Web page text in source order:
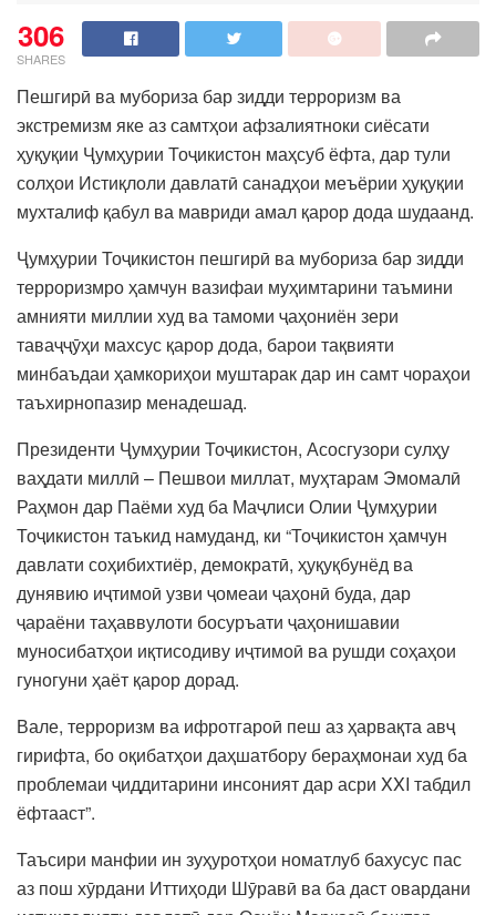
306
SHARES
Пешгирӣ ва мубориза бар зидди терроризм ва
экстремизм яке аз самтҳои афзалиятноки сиёсати
ҳуқуқии Ҷумҳурии Тоҷикистон маҳсуб ёфта, дар тули
солҳои Истиқлоли давлатӣ санадҳои меъёрии ҳуқуқии
мухталиф қабул ва мавриди амал қарор дода шудаанд.
Ҷумҳурии Тоҷикистон пешгирӣ ва мубориза бар зидди
терроризмро ҳамчун вазифаи муҳимтарини таъмини
амнияти миллии худ ва тамоми ҷаҳониён зери
таваҷҷӯҳи махсус қарор дода, барои тақвияти
минбаъдаи ҳамкориҳои муштарак дар ин самт чораҳои
таъхирнопазир менадешад.
Президенти Ҷумҳурии Тоҷикистон, Асосгузори сулҳу
ваҳдати миллӣ – Пешвои миллат, муҳтарам Эмомалӣ
Раҳмон дар Паёми худ ба Маҷлиси Олии Ҷумҳурии
Тоҷикистон таъкид намуданд, ки “Тоҷикистон ҳамчун
давлати соҳибихтиёр, демократӣ, ҳуқуқбунёд ва
дунявию иҷтимоӣ узви ҷомеаи ҷаҳонӣ буда, дар
ҷараёни таҳаввулоти босуръати ҷаҳонишавии
муносибатҳои иқтисодиву иҷтимоӣ ва рушди соҳаҳои
гуногуни ҳаёт қарор дорад.
Вале, терроризм ва ифротгароӣ пеш аз ҳарвақта авҷ
гирифта, бо оқибатҳои даҳшатбору бераҳмонаи худ ба
проблемаи ҷиддитарини инсоният дар асри XXI табдил
ёфтааст”.
Таъсири манфии ин зуҳуротҳои номатлуб бахусус пас
аз пош хӯрдани Иттиҳоди Шӯравӣ ва ба даст овардани